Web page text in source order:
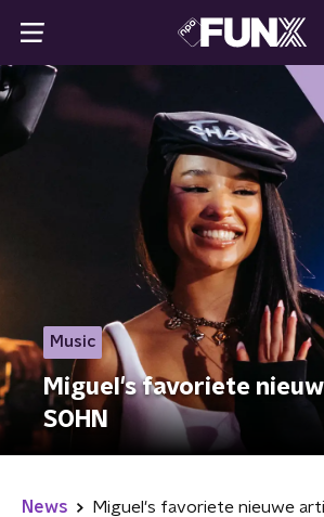
Music
Miguel's favoriete
SOHN
News Miguel's favoriete nieuwe